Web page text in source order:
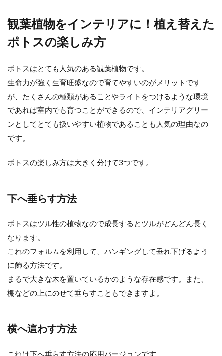
観葉植物をインテリアに！植え替えた
ポトスの楽しみ方
ポトスはとても人気のある観葉植物です。
生命力が強く生育旺盛なので育てやすいのがメリットです
が、たくさんの種類があることやライトをつけるような環境
であれば室内でも育つことができるので、インテリアグリー
ンとしてとても扱いやすい植物であることも人気の理由なの
です。
ポトスの楽しみ方は大きく分けて3つです。
下へ垂らす方法
ポトスはツル性の植物なので成長するとツルがどんどん長く
なります。
これのフォルムを利用して、ハンギングして垂れ下げるよう
に飾る方法です。
まるで大きな木を置いているかのような存在感です。また、
棚などの上にのせて垂らすこともできますよ。
横へ這わす方法
これは下へ垂らす方法の応用バージョンです。